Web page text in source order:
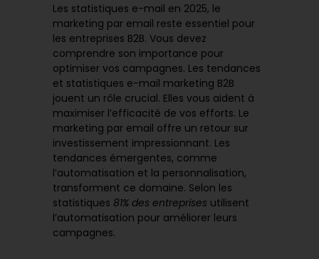
Les statistiques e-mail en 2025, le
marketing par email reste essentiel pour
les entreprises B2B. Vous devez
comprendre son importance pour
optimiser vos campagnes. Les tendances
et statistiques e-mail marketing B2B
jouent un rôle crucial. Elles vous aident à
maximiser l’efficacité de vos efforts. Le
marketing par email offre un retour sur
investissement impressionnant. Les
tendances émergentes, comme
l’automatisation et la personnalisation,
transforment ce domaine. Selon les
statistiques 81% des entreprises utilisent
l’automatisation pour améliorer leurs
campagnes.